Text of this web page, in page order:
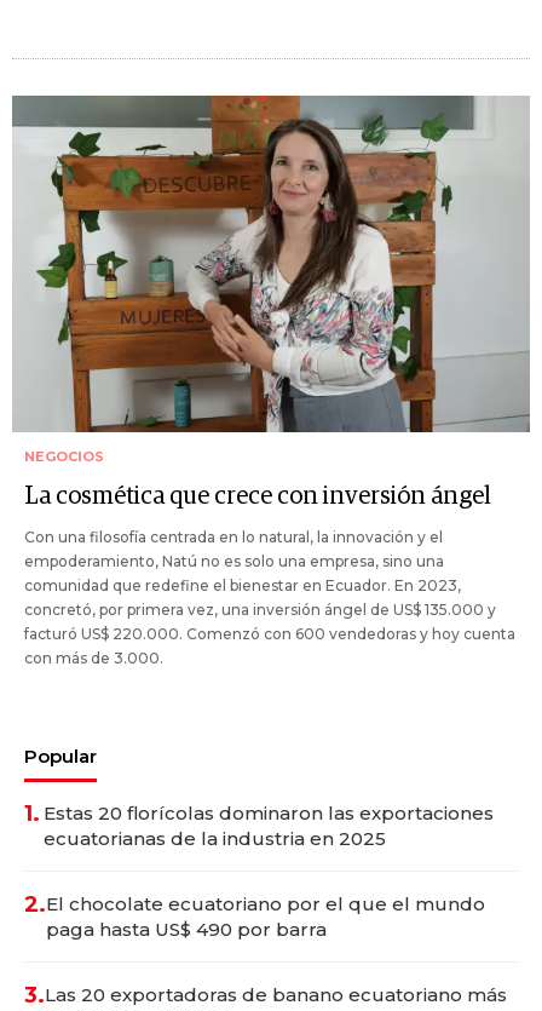
NEGOCIOS
La cosmética que crece con inversión ángel
Con una filosofía centrada en lo natural, la innovación y el
empoderamiento, Natú no es solo una empresa, sino una
comunidad que redefine el bienestar en Ecuador. En 2023,
concretó, por primera vez, una inversión ángel de US$ 135.000 y
facturó US$ 220.000. Comenzó con 600 vendedoras y hoy cuenta
con más de 3.000.
Popular
1. Estas 20 florícolas dominaron las exportaciones
ecuatorianas de la industria en 2025
2.El chocolate ecuatoriano por el que el mundo
paga hasta US$ 490 por barra
3.Las 20 exportadoras de banano ecuatoriano más